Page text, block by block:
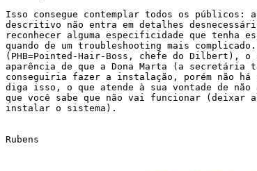
Isso consegue contemplar todos os públicos:
descritivo não entra em detalhes
reconhecer alguma especificidade que tenha
quando de um troubleshooting mais complicado.
(PHB=Pointed-Hair-Boss, chefe do Dilbert),
aparência de que a Dona Marta (a secretária
conseguiria fazer a instalação, porém não há
diga isso, o que atende à sua vontade de não
que você sabe que não vai funcionar (deixar
instalar o sistema).
Rubens